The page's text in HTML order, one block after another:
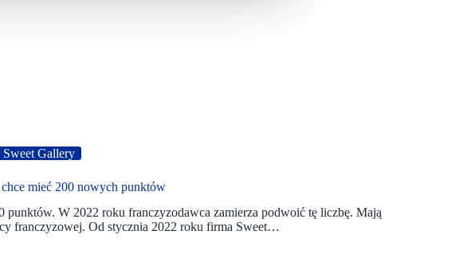
Sweet Gallery
mieć 200 nowych punktów
punktów. W 2022 roku franczyzodawca zamierza podwoić tę liczbę. Mają
franczyzowej. Od stycznia 2022 roku firma Sweet…